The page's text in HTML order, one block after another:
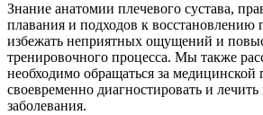
Знание анатомии плечевого сустава,
плавания и подходов к
избежать неприятных ощущений и
тренировочного процесса. Мы также
необходимо обращаться за
своевременно диагностировать и
заболевания.